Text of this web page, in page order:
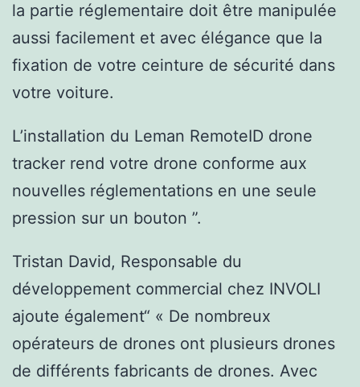
la partie réglementaire doit être manipulée
aussi facilement et avec élégance que la
fixation de votre ceinture de sécurité dans
votre voiture.
L’installation du Leman RemoteID drone
tracker rend votre drone conforme aux
nouvelles réglementations en une seule
pression sur un bouton ”.
Tristan David, Responsable du
développement commercial chez INVOLI
ajoute également“ « De nombreux
opérateurs de drones ont plusieurs drones
de différents fabricants de drones. Avec